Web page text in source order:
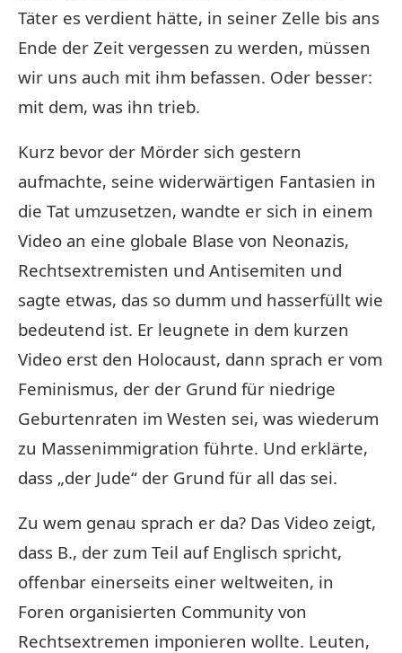
Täter es verdient hätte, in seiner Zelle bis ans
Ende der Zeit vergessen zu werden, müssen
wir uns auch mit ihm befassen. Oder besser:
mit dem, was ihn trieb.
Kurz bevor der Mörder sich gestern
aufmachte, seine widerwärtigen Fantasien in
die Tat umzusetzen, wandte er sich in einem
Video an eine globale Blase von Neonazis,
Rechtsextremisten und Antisemiten und
sagte etwas, das so dumm und hasserfüllt wie
bedeutend ist. Er leugnete in dem kurzen
Video erst den Holocaust, dann sprach er vom
Feminismus, der der Grund für niedrige
Geburtenraten im Westen sei, was wiederum
zu Massenimmigration führte. Und erklärte,
dass „der Jude“ der Grund für all das sei.
Zu wem genau sprach er da? Das Video zeigt,
dass B., der zum Teil auf Englisch spricht,
offenbar einerseits einer weltweiten, in
Foren organisierten Community von
Rechtsextremen imponieren wollte. Leuten,